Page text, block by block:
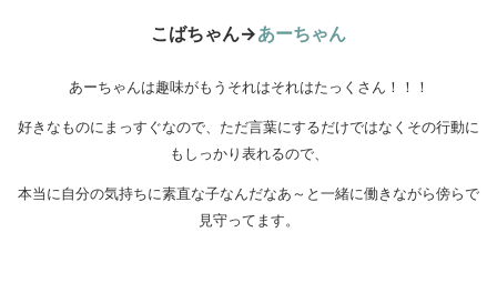
こばちゃん→あーちゃん
あーちゃんは趣味がもうそれはそれはたっくさん！！！
好きなものにまっすぐなので、ただ言葉にするだけではなくその行動に
もしっかり表れるので、
本当に自分の気持ちに素直な子なんだなあ～と一緒に働きながら傍らで
見守ってます。